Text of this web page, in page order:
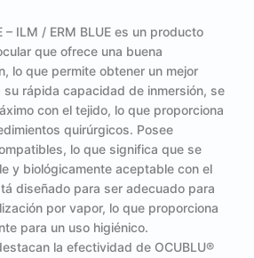
– ILM / ERM BLUE es un producto
que ofrece una buena
lo que permite obtener un mejor
rápida capacidad de inmersión, se
con el tejido, lo que proporciona
quirúrgicos. Posee
lo que significa que se
y biológicamente aceptable con el
diseñado para ser adecuado para
por vapor, lo que proporciona
para un uso higiénico.
la efectividad de OCUBLU®